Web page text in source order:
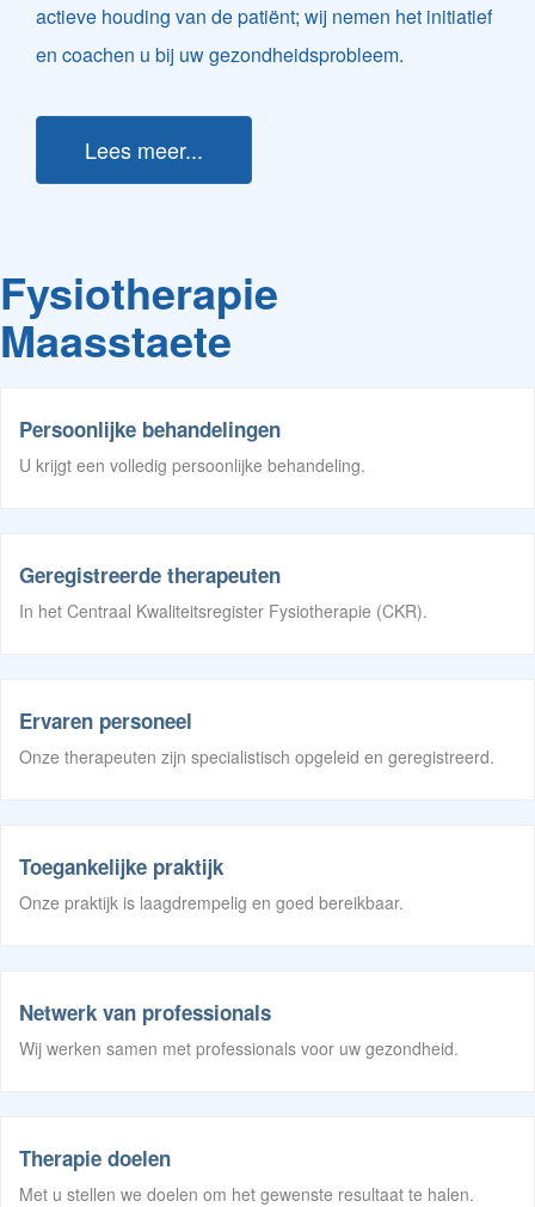
actieve houding van de patiënt; wij nemen het initiatief
en coachen u bij uw gezondheidsprobleem.
Lees meer...
Fysiotherapie
Maasstaete
Persoonlijke behandelingen
U krijgt een volledig persoonlijke behandeling.
Geregistreerde therapeuten
In het Centraal Kwaliteitsregister Fysiotherapie (CKR).
Ervaren personeel
Onze therapeuten zijn specialistisch opgeleid en geregistreerd.
Toegankelijke praktijk
Onze praktijk is laagdrempelig en goed bereikbaar.
Netwerk van professionals
Wij werken samen met professionals voor uw gezondheid.
Therapie doelen
Met u stellen we doelen om het gewenste resultaat te halen.